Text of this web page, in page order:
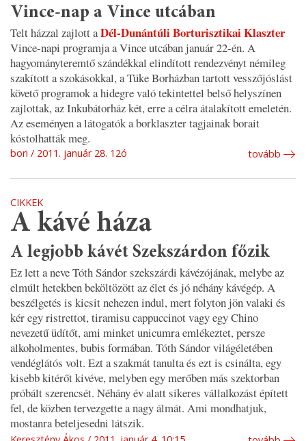
Vince-nap a Vince utcában
Telt házzal zajlott aDél-Dunántúli Borturisztikai Klaszter
Vince-napi programja a Vince utcában január 22-én. A
hagyományteremtő szándékkal elindított rendezvényt némileg
szakított a szokásokkal, a Tüke Borházban tartott vesszőjóslást
követő programok a hidegre való tekintettel belső helyszínen
zajlottak, az Inkubátorház két, erre a célra átalakított emeletén.
Az eseményen a látogatók a borklaszter tagjainak borait
kóstolhatták meg.
bori 2011. január 28. 12ó tovább
CIKKEK
A kávé háza
A legjobb kávét Szekszárdon főzik
Ez lett a neve Tóth Sándor szekszárdi kávézójának, melybe az
elmúlt hetekben beköltözött az élet és jó néhány kávégép. A
beszélgetés is kicsit nehezen indul, mert folyton jön valaki és
kér egy ristrettot, tiramisu cappuccinot vagy egy Chino
nevezetű üdítőt, ami minket unicumra emlékeztet, persze
alkoholmentes, bubis formában. Tóth Sándor világéletében
vendéglátós volt. Ezt a szakmát tanulta és ezt is csinálta, egy
kisebb kitérőt kivéve, melyben egy merőben más szektorban
próbált szerencsét. Néhány év alatt sikeres vállalkozást épített
fel, de közben tervezgette a nagy álmát. Ami mondhatjuk,
mostanra beteljesedni látszik.